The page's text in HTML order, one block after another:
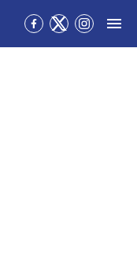
Přejít
na
Přejít
na
Přejít
na